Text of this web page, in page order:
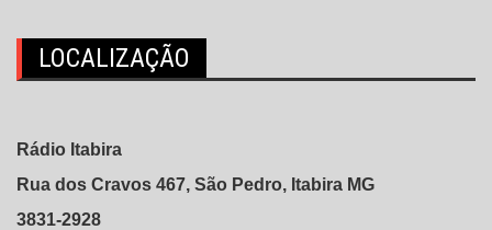
LOCALIZAÇÃO
Rádio Itabira
Rua dos Cravos 467, São Pedro, Itabira MG
3831-2928